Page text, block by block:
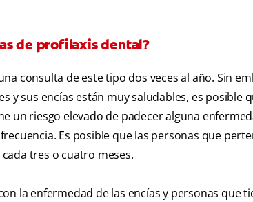
de profilaxis dental?
consulta de este tipo dos veces al año. Sin
y sus encías están muy saludables, es posible
un riesgo elevado de padecer alguna
Es posible que las personas que
tres o cuatro meses.
la enfermedad de las encías y personas que